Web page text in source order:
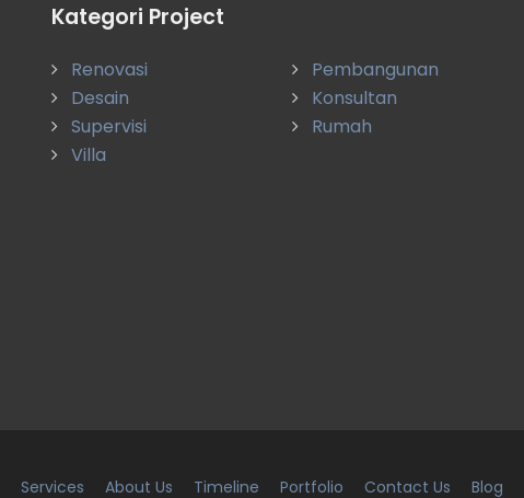
Kategori Project
Renovasi
Pembangunan
Desain
Konsultan
Supervisi
Rumah
Villa
Memang terasa perbedaan membangun
dengan yang ahli dan berpengalaman panjang. Sip
Mantap.
Services About Us Timeline Portfolio Contact Us Blog